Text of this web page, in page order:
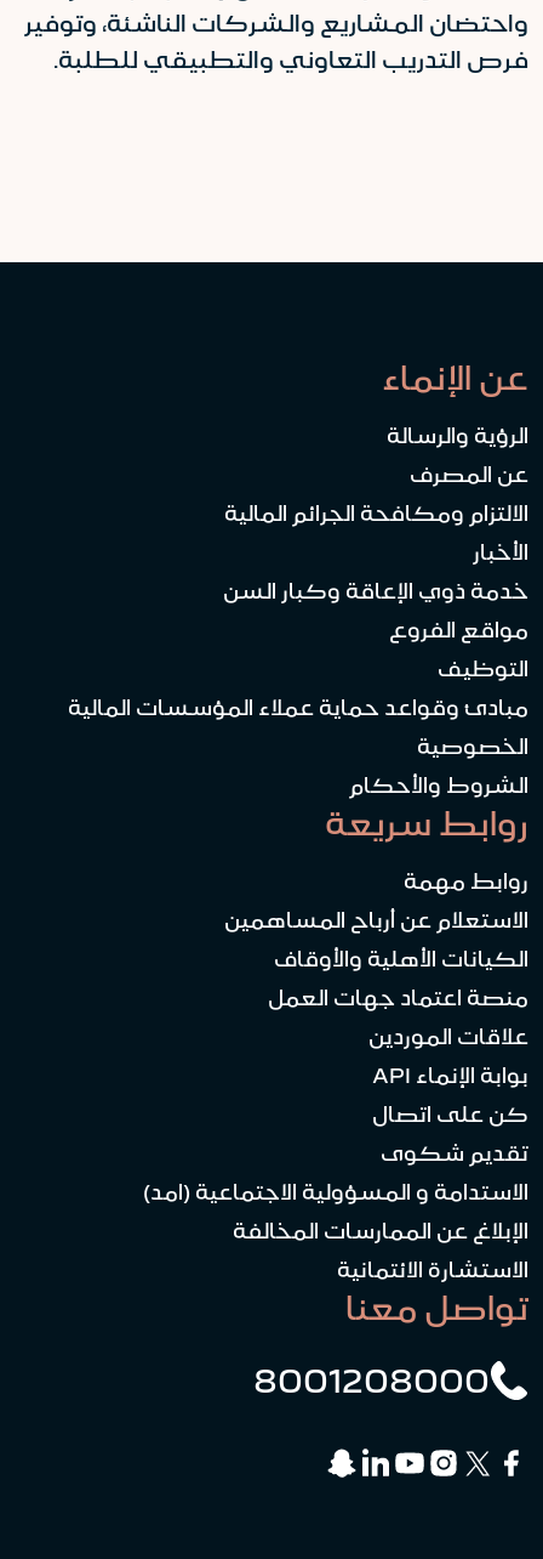
واحتضان المشاريع والشركات الناشئة، وتوفير
فرص التدريب التعاوني والتطبيقي للطلبة.
عن الإنماء
الرؤية والرسالة
عن المصرف
الالتزام ومكافحة الجرائم المالية
الأخبار
خدمة ذوي الإعاقة وكبار السن
مواقع الفروع
التوظيف
مبادئ وقواعد حماية عملاء المؤسسات المالية
الخصوصية
الشروط والأحكام
روابط سريعة
روابط مهمة
الاستعلام عن أرباح المساهمين
الكيانات الأهلية والأوقاف
منصة اعتماد جهات العمل
علاقات الموردين
بوابة الإنماء API
كن على اتصال
تقديم شكوى
الاستدامة و المسؤولية الاجتماعية (امد)
الإبلاغ عن الممارسات المخالفة
الاستشارة الائتمانية
تواصل معنا
8001208000